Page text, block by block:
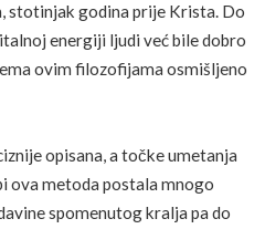
stotinjak godina prije Krista. Do
energiji ljudi već bile dobro
ovim filozofijama osmišljeno
opisana, a točke umetanja
ova metoda postala mnogo
spomenutog kralja pa do